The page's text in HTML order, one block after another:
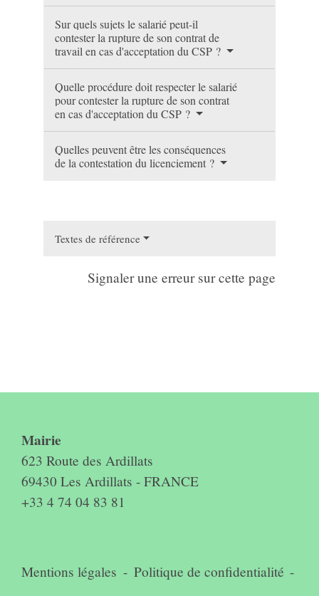
Sur quels sujets le salarié peut-il
contester la rupture de son contrat de
travail en cas d'acceptation du CSP ?
Quelle procédure doit respecter le salarié
pour contester la rupture de son contrat
en cas d'acceptation du CSP ?
Quelles peuvent être les conséquences
de la contestation du licenciement ?
Textes de référence
Signaler une erreur sur cette page
Mairie
623 Route des Ardillats
69430 Les Ardillats - FRANCE
+33 4 74 04 83 81
Mentions légales - Politique de confidentialité -